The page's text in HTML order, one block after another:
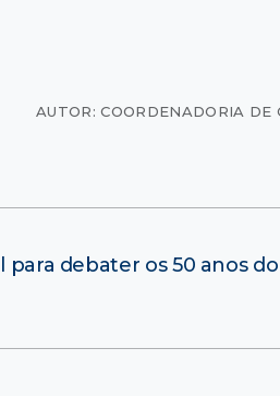
AUTOR: COORDENADORIA DE
para debater os 50 anos do